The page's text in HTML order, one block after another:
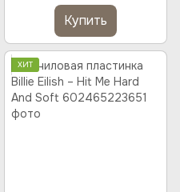
Купить
ХИТ